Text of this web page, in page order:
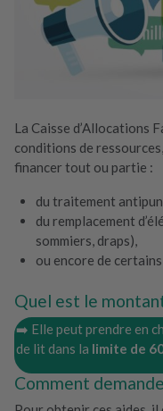
La Caisse d’Allocations
conditions de
financer tout ou partie :
du traitement
du remplacement
sommiers, draps),
ou encore de
Quel est le
➡️ Elle peut prendre en
de lit dans la limite de
Comment